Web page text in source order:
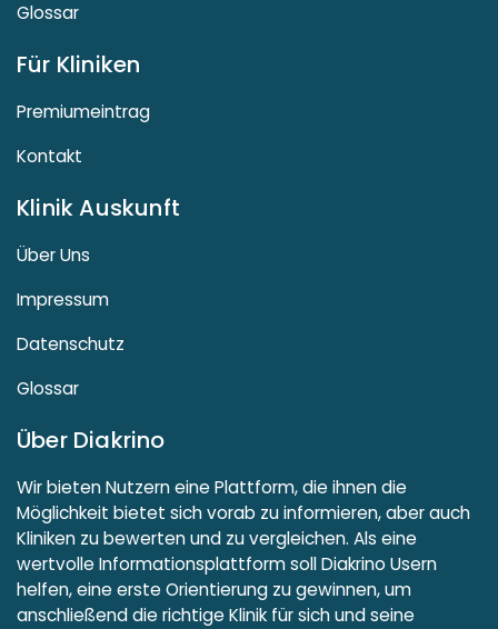
Glossar
Für Kliniken
Premiumeintrag
Kontakt
Klinik Auskunft
Über Uns
Impressum
Datenschutz
Glossar
Über Diakrino
Wir bieten Nutzern eine Plattform, die ihnen die
Möglichkeit bietet sich vorab zu informieren, aber auch
Kliniken zu bewerten und zu vergleichen. Als eine
wertvolle Informationsplattform soll Diakrino Usern
helfen, eine erste Orientierung zu gewinnen, um
anschließend die richtige Klinik für sich und seine